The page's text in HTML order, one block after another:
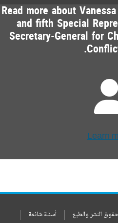
Read more about
and fifth Special
Secretary-General for
Learn
النشر والطبع أسئلة شائعة